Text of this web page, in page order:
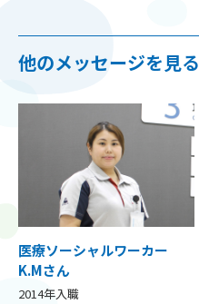
他のメッセージを見る
医療ソーシャルワーカー
K.Mさん
2014年入職